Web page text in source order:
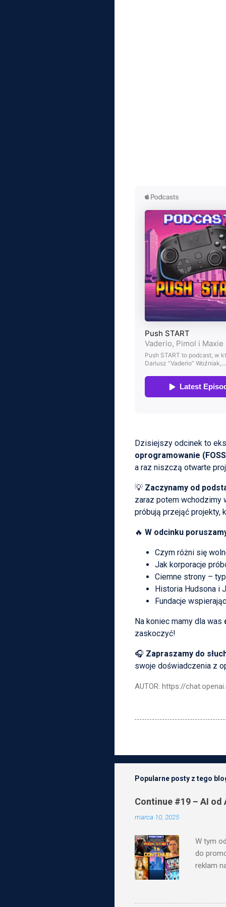
Dzisiejszy odcinek to
oprogramowanie
a raz niszczą otwarte
💡 Zaczynamy od
zaraz potem wchodzimy
próbują przejąć projekty,
🔥 W odcinku
Czym różni się
Jak korporacje
Ciemne strony –
Historia Hudsona i
Fundacje
Na koniec mamy dla was
zaskoczyć!
🎧 Zapraszamy do
swoje doświadczenia z
AUTOR: https://
Popularne posty z tego
Continue #19 – AI
marca 10, 2025
W tym
do
reklam
sądzisz